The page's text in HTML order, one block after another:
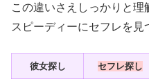
この違いさえしっかりと理
スピーディーにセフレを見
彼女探し セフレ探し